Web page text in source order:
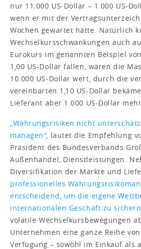
nur 11.000 US-Dollar – 1.000 US-
wenn er mit der
Wochen gewartet hätte. Natürlich
Wechselkursschwankungen auch
Eurokurs im genannten Beispiel
1,00 US-Dollar fallen, wären die
10.000 US-Dollar wert, durch die
vereinbarten 1,10 US-Dollar
Lieferant aber 1.000 US-Dollar
„Währungsrisiken nicht
managen“, lautet die Empfehlung
Präsident des Bundesverbands
Außenhandel, Dienstleistungen.
Diversifikation der Märkte und
professionelles
entscheidend, um die eigene
internationalen Geschäft zu
volatile Wechselkursbewegungen
Unternehmen eine ganze Reihe
Verfügung – sowohl im Einkauf als